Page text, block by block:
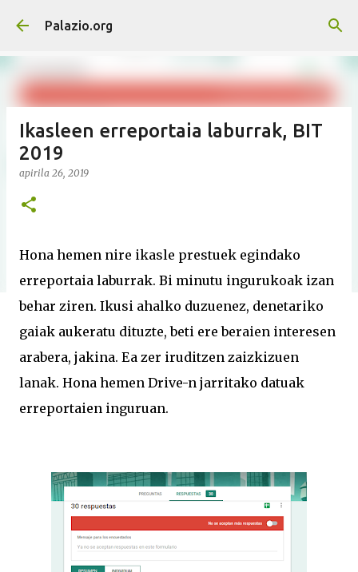
Saltatu eta joan eduki nagusira
Palazio.org
Ikasleen erreportaia laburrak, BIT
2019
apirila 26, 2019
Hona hemen nire ikasle prestuek egindako
erreportaia laburrak. Bi minutu ingurukoak izan
behar ziren. Ikusi ahalko duzuenez, denetariko
gaiak aukeratu dituzte, beti ere beraien interesen
arabera, jakina. Ea zer iruditzen zaizkizuen
lanak. Hona hemen Drive-n jarritako datuak
erreportaien inguruan.